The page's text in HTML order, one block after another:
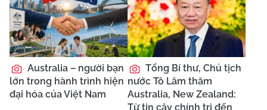
Australia – người bạn
lớn trong hành trình hiện
đại hóa của Việt Nam
Tổng Bí thư, Chủ tịch
nước Tô Lâm thăm
Australia, New Zealand:
Từ tin cậy chính trị đến